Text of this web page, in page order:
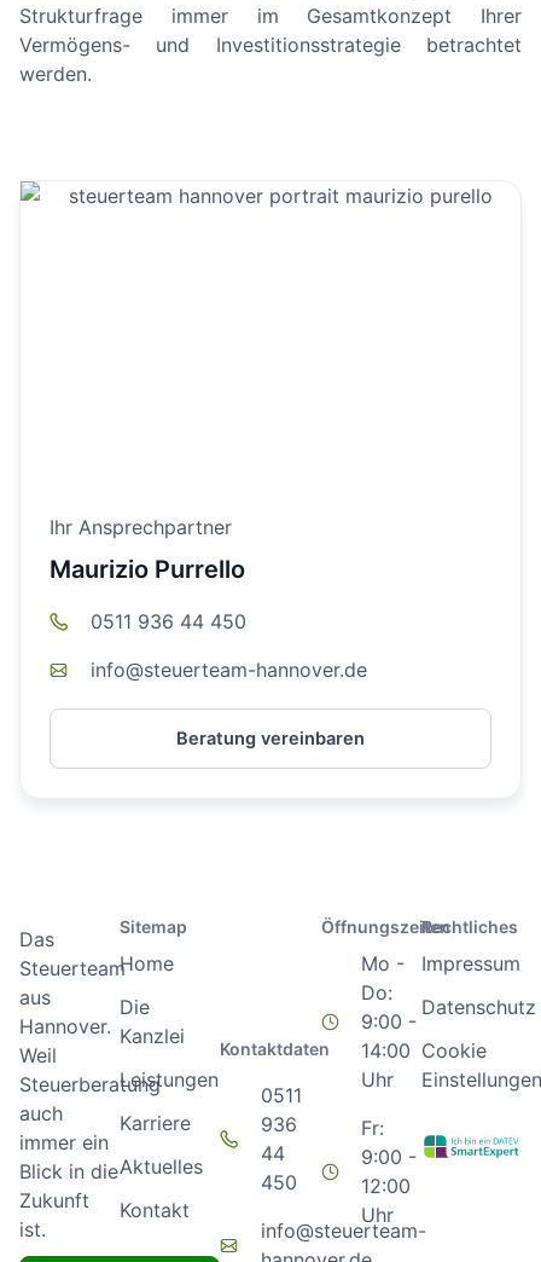
Strukturfrage immer im Gesamtkonzept Ihrer
Vermögens- und Investitionsstrategie betrachtet
werden.
Ihr Ansprechpartner
Maurizio Purrello
0511 936 44 450
info@steuerteam-hannover.de
Beratung vereinbaren
Das
Steuerteam
aus
Hannover.
Weil
Steuerberatung
auch
immer ein
Blick in die
Zukunft
ist.
Sitemap
Home
Die
Kanzlei
Leistungen
Karriere
Aktuelles
Kontakt
Kontaktdaten
0511
936
44
450
info@steuerteam-
Öffnungszeiten
Mo -
Do:
9:00 -
14:00
Uhr
Fr:
9:00 -
12:00
Uhr
Rechtliches
Impressum
Datenschutz
Cookie
Einstellungen